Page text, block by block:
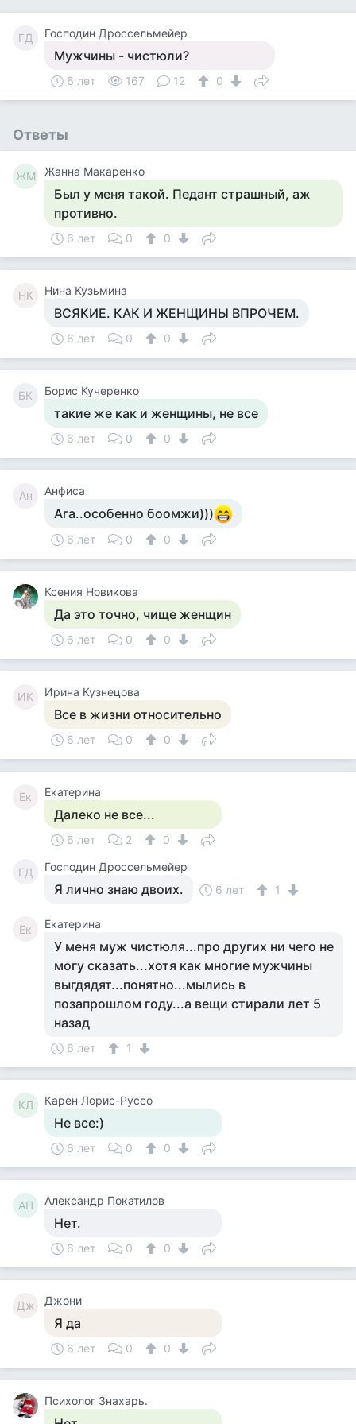
ГД Господин Дроссельмейер
Мужчины - чистюли?
6 лет 167 12 0
Ответы
ЖМ Жанна Макаренко
Был у меня такой. Педант страшный, аж
противно.
6 лет 0 0
НК Нина Кузьмина
ВСЯКИЕ. КАК И ЖЕНЩИНЫ ВПРОЧЕМ.
6 лет 0 0
БК Борис Кучеренко
такие же как и женщины, не все
6 лет 0 0
Ан Анфиса
Ага..особенно боомжи)))
6 лет 0 0
Ксения Новикова
Да это точно, чище женщин
6 лет 0 0
ИК Ирина Кузнецова
Все в жизни относительно
6 лет 0 0
Ек Екатерина
Далеко не все...
6 лет 2 0
ГД Господин Дроссельмейер
Я лично знаю двоих. 6 лет 1
Ек Екатерина
У меня муж чистюля...про других ни чего не
могу сказать...хотя как многие мужчины
выгдядят...понятно...мылись в
позапрошлом году...а вещи стирали лет 5
назад
6 лет 1
КЛ Карен Лорис-Руссо
Не все:)
6 лет 0 0
АП Александр Покатилов
Нет.
6 лет 0 0
Дж Джони
Я да
6 лет 0 0
Психолог Знахарь.